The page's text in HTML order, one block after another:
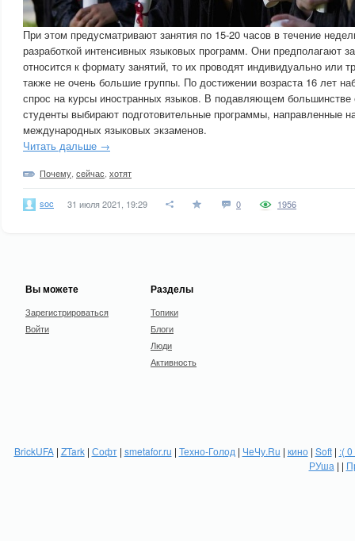
При этом предусматривают занятия по 15-20 часов в течение
разработкой интенсивных языковых программ. Они предполагают
относится к формату занятий, то их проводят индивидуально или
также не очень большие группы. По достижении возраста 16 лет
спрос на курсы иностранных языков. В подавляющем большинстве
студенты выбирают подготовительные программы, направленные
международных языковых экзаменов.
Читать дальше →
Почему сейчас хотят
soc 31 июля 2021, 19:29 0 1956
Вы можете
Зарегистрироваться
Войти
Разделы
Топики
Блоги
Люди
Активность
BrickUFA| ZTark| Софт| smetafor.ru | Техно-Голод | ЧеЧу.Ru | кино| Soft| :(
РУша | |